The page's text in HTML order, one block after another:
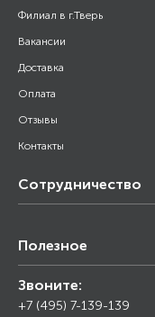
Филиал в г.Тверь
Вакансии
Доставка
Оплата
Отзывы
Контакты
Сотрудничество
Снабжение строительства
Торговым организациям
Полезное
Калькулятор
Прайс лист
Звоните:
+7 (495) 7-139-139